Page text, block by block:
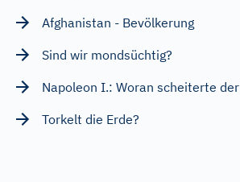
Afghanistan - Bevölkerung
Sind wir mondsüchtig?
Napoleon I.: Woran scheiterte
Torkelt die Erde?